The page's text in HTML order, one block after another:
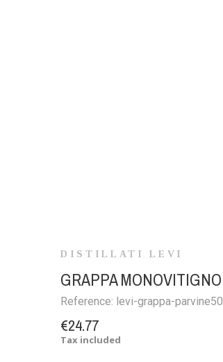
DISTILLATI LEVI
GRAPPA
Reference: levi-grappa-parvine50
€24.77
Tax included